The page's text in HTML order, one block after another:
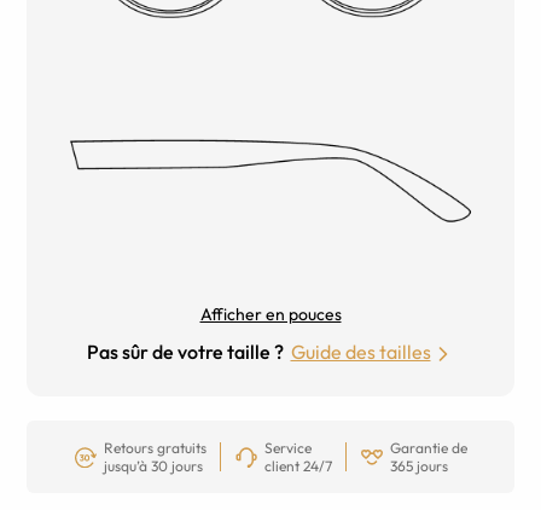
Afficher en pouces
Pas sûr de votre taille ? Guide des tailles
Retours gratuits
jusqu’à 30 jours
Service
client 24/7
Garantie de
365 jours